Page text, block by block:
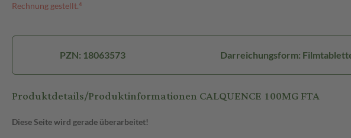
Rechnung gestellt.⁴
PZN: 18063573 Darreichungsform:
Produktdetails/Produktinformationen CALQUENCE 100MG FTA
Diese Seite wird gerade überarbeitet!